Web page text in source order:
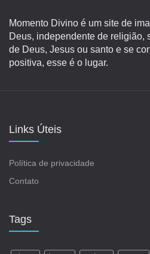
Momento Divino é um site de
Deus, independente de religião,
de Deus, Jesus ou santo e se
positiva, esse é o lugar.
Links Úteis
Política de privacidade
Contato
Tags